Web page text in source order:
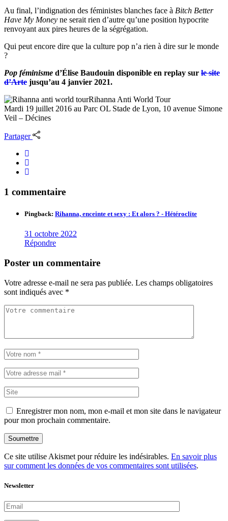
Au final, l’indignation des féministes blanches face à Bitch Better
Have My Money ne serait rien d’autre qu’une position hypocrite
renvoyant aux pires heures de la ségrégation.
Qui peut encore dire que la culture pop n’a rien à dire sur le monde
?
Pop féminisme d’Élise Baudouin disponible en replay sur le site
d’Arte jusqu’au 4 janvier 2021.
Rihanna Anti World Tour
Mardi 19 juillet 2016 au Parc OL Stade de Lyon, 10 avenue Simone
Veil – Décines
Partager
1 commentaire
Pingback: Rihanna, enceinte et sexy : Et alors ? - Hétéroclite
31 octobre 2022
Répondre
Poster un commentaire
Votre adresse e-mail ne sera pas publiée. Les champs obligatoires
sont indiqués avec *
Enregistrer mon nom, mon e-mail et mon site dans le navigateur
pour mon prochain commentaire.
Soumettre
Ce site utilise Akismet pour réduire les indésirables. En savoir plus
sur comment les données de vos commentaires sont utilisées.
Newsletter